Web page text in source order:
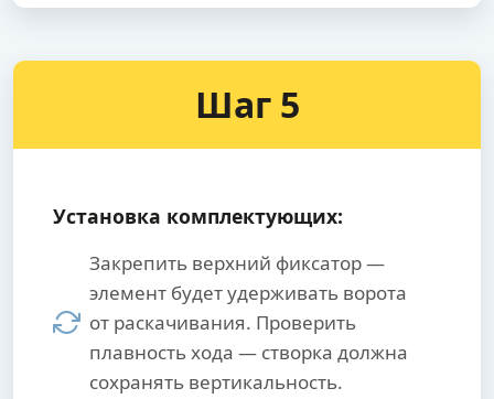
Шаг 5
Установка комплектующих:
Закрепить верхний фиксатор —
элемент будет удерживать ворота
от раскачивания. Проверить
плавность хода — створка должна
сохранять вертикальность.